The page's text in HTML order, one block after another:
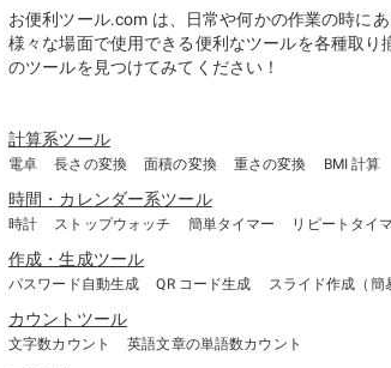
2019/12/14
「 簡単タイマー」ツールを
2019/12/12
「HSL/HSV カラーピッカー
2019/12/08
2019/12/06
「ビンゴカード」ツールを
2019/12/04
「ビンゴゲーム
2019/12/02
「 ポモドーロ・テクニック
2019/11/30
2019/11/28
「 コピー用の各種時間フォ
2019/11/26
お便利ツール.com は、日常や何かの作業の時に
様々な場面で使用できる便利なツールを各種取
のツールを見つけてみてください！
計算系ツール
電卓 長さの変換 面積の変換 重さの変換 BMI 計算
時間・カレンダー系ツール
時計 ストップウォッチ 簡単タイマー リピートタイ
作成・生成ツール
パスワード自動生成 QR コード生成 スライド作成（簡
カウントツール
文字数カウント 英語文章の単語数カウント